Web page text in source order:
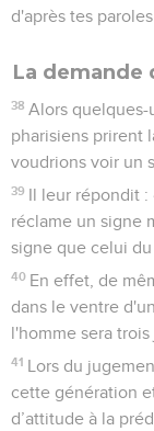
d'après tes
La demande
38 Alors quelques-
pharisiens prirent
voudrions voir un
39 Il leur répondit :
réclame un signe
signe que celui du
40 En effet, de
dans le ventre
l'homme sera
41 Lors du
cette génération
d’attitude à la